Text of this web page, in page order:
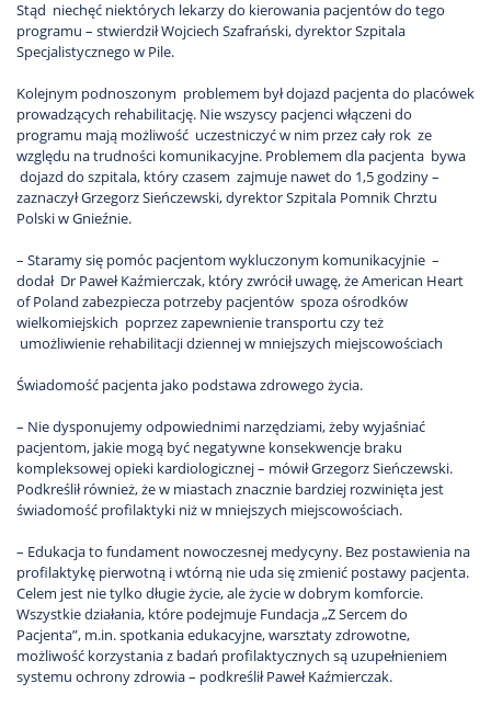
Stąd niechęć niektórych lekarzy do kierowania pacjentów do tego
programu – stwierdził Wojciech Szafrański, dyrektor Szpitala
Specjalistycznego w Pile.
Kolejnym podnoszonym problemem był dojazd pacjenta do placówek
prowadzących rehabilitację. Nie wszyscy pacjenci włączeni do
programu mają możliwość uczestniczyć w nim przez cały rok ze
względu na trudności komunikacyjne. Problemem dla pacjenta bywa
dojazd do szpitala, który czasem zajmuje nawet do 1,5 godziny –
zaznaczył Grzegorz Sieńczewski, dyrektor Szpitala Pomnik Chrztu
Polski w Gnieźnie.
– Staramy się pomóc pacjentom wykluczonym komunikacyjnie –
dodał Dr Paweł Kaźmierczak, który zwrócił uwagę, że American Heart
of Poland zabezpiecza potrzeby pacjentów spoza ośrodków
wielkomiejskich poprzez zapewnienie transportu czy też
umożliwienie rehabilitacji dziennej w mniejszych miejscowościach
Świadomość pacjenta jako podstawa zdrowego życia.
– Nie dysponujemy odpowiednimi narzędziami, żeby wyjaśniać
pacjentom, jakie mogą być negatywne konsekwencje braku
kompleksowej opieki kardiologicznej – mówił Grzegorz Sieńczewski.
Podkreślił również, że w miastach znacznie bardziej rozwinięta jest
świadomość profilaktyki niż w mniejszych miejscowościach.
– Edukacja to fundament nowoczesnej medycyny. Bez postawienia na
profilaktykę pierwotną i wtórną nie uda się zmienić postawy pacjenta.
Celem jest nie tylko długie życie, ale życie w dobrym komforcie.
Wszystkie działania, które podejmuje Fundacja „Z Sercem do
Pacjenta”, m.in. spotkania edukacyjne, warsztaty zdrowotne,
możliwość korzystania z badań profilaktycznych są uzupełnieniem
systemu ochrony zdrowia – podkreślił Paweł Kaźmierczak.